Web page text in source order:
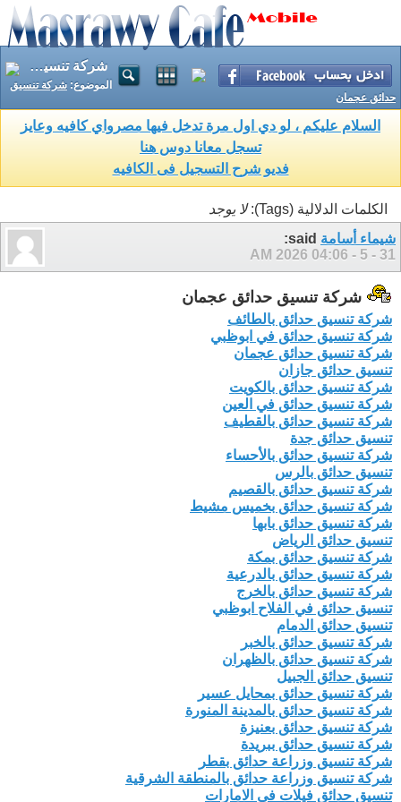
شركة تنسيق حدائق عجمان
الموضوع: شركة تنسيق
حدائق عجمان
السلام عليكم ، لو دي اول مرة تدخل فيها مصرواي كافيه وعايز
تسجل معانا دوس هنا
فديو شرح التسجيل فى الكافيه
الكلمات الدلالية (Tags):
لا يوجد
شيماء أسامة
31 - 5 - 2026
04:06 AM
شركة تنسيق حدائق عجمان
شركة تنسيق حدائق بالطائف
شركة تنسيق حدائق في ابوظبي
شركة تنسيق حدائق عجمان
تنسيق حدائق جازان
شركة تنسيق حدائق بالكويت
شركة تنسيق حدائق في العين
شركة تنسيق حدائق بالقطيف
تنسيق حدائق جدة
شركة تنسيق حدائق بالأحساء
تنسيق حدائق بالرس
شركة تنسيق حدائق بالقصيم
شركة تنسيق حدائق بخميس مشيط
شركة تنسيق حدائق بابها
تنسيق حدائق الرياض
شركة تنسيق حدائق بمكة
شركة تنسيق حدائق بالدرعية
شركة تنسيق حدائق بالخرج
تنسيق حدائق في الفلاح ابوظبي
تنسيق حدائق الدمام
شركة تنسيق حدائق بالخبر
شركة تنسيق حدائق بالظهران
تنسيق حدائق الجبيل
شركة تنسيق حدائق بمحايل عسير
شركة تنسيق حدائق بالمدينة المنورة
شركة تنسيق حدائق بعنيزة
شركة تنسيق حدائق ببريدة
شركة تنسيق وزراعة حدائق بقطر
شركة تنسيق وزراعة حدائق بالمنطقة الشرقية
تنسيق حدائق فيلات في الامارات